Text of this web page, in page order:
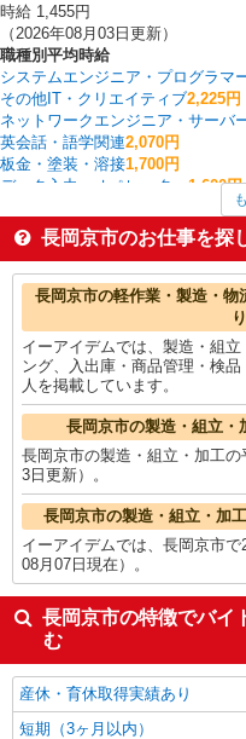
時給 1,455円
（2026年08月03日更新）
職種別平均時給
システムエンジニア・プログラマ
その他IT・クリエイティブ2,225円
ネットワークエンジニア・サーバ
英会話・語学関連2,070円
板金・塗装・溶接1,700円
データ入力・オペレーター 1,600円
その他介護・福祉1,520円
家電・携帯販売1,500円
その他軽作業・製造・物流1,484円
長岡京市の他の職種の平均時給を
長岡京市のお仕事を探
長岡京市の軽作業・製造・
イーアイデムでは、製造・組
ング、入出庫・商品管理・検
人を掲載しています。
長岡京市の製造・組立・
長岡京市の製造・組立・加工
3日更新）。
長岡京市の製造・組立・加
イーアイデムでは、長岡京市
08月07日現在）。
長岡京市の特徴でバイ
む
産休・育休取得実績あり
短期（3ヶ月以内）